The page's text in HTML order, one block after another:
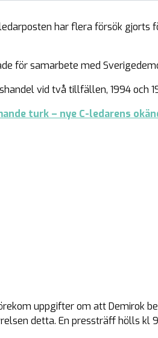
har flera försök gjorts
för samarbete med
vid två tillfällen, 1994 och
turk – nye C-ledarens
uppgifter om att Demirok
detta. En pressträff hölls kl